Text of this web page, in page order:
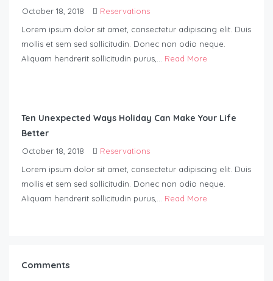
October 18, 2018
Reservations
Lorem ipsum dolor sit amet, consectetur adipiscing elit. Duis
mollis et sem sed sollicitudin. Donec non odio neque.
Aliquam hendrerit sollicitudin purus,... Read More
Ten Unexpected Ways Holiday Can Make Your Life
Better
October 18, 2018
Reservations
Lorem ipsum dolor sit amet, consectetur adipiscing elit. Duis
mollis et sem sed sollicitudin. Donec non odio neque.
Aliquam hendrerit sollicitudin purus,... Read More
Comments